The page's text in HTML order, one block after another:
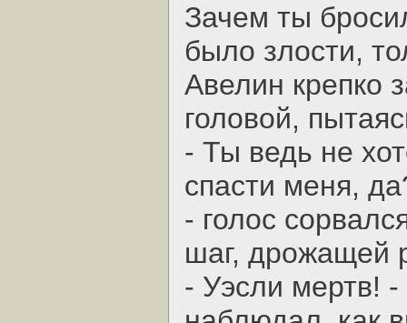
Зачем ты
было злости,
Авелин крепко
головой,
- Ты ведь не
спасти меня,
- голос
шаг, дрожащей
- Уэсли мертв!